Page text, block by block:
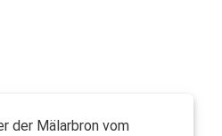
der Mälarbron vom